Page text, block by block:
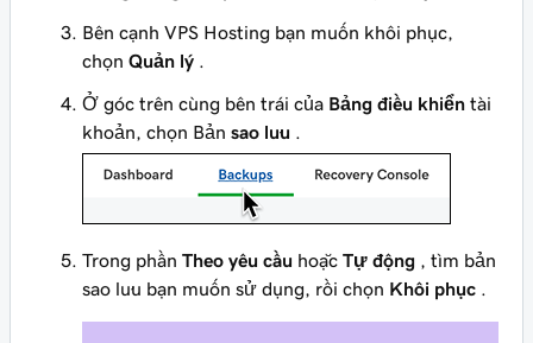
Bên cạnh VPS Hosting bạn muốn khôi phục,
chọn Quản lý
Ở góc trên cùng bên trái của Bảng điều khiển tài
khoản, chọn Bản sao lưu
Trong phần Theo yêu cầu hoặc Tự động , tìm bản
sao lưu bạn muốn sử dụng, rồi chọn Khôi phục